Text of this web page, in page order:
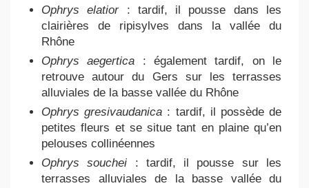
Ophrys elatior: tardif, il pousse dans les
clairières de ripisylves dans la vallée du
Rhône
Ophrys aegertica : également tardif, on le
retrouve autour du Gers sur les terrasses
alluviales de la basse vallée du Rhône
Ophrys gresivaudanica : tardif, il possède de
petites fleurs et se situe tant en plaine qu’en
pelouses collinéennes
Ophrys souchei : tardif, il pousse sur les
terrasses alluviales de la basse vallée du